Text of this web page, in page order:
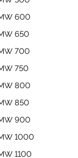
600
650
700
750
800
850
900
1000
1100